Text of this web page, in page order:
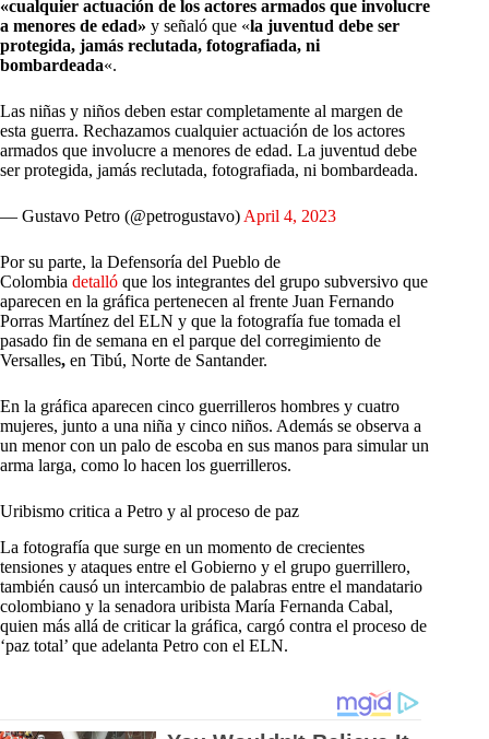
«cualquier actuación de los actores armados que involucre
a menores de edad» y señaló que «la juventud debe ser
protegida, jamás reclutada, fotografiada, ni
bombardeada«.
Las niñas y niños deben estar completamente al margen de
esta guerra. Rechazamos cualquier actuación de los actores
armados que involucre a menores de edad. La juventud debe
ser protegida, jamás reclutada, fotografiada, ni bombardeada.
— Gustavo Petro (@petrogustavo) April 4, 2023
Por su parte, la Defensoría del Pueblo de
Colombia detalló que los integrantes del grupo subversivo que
aparecen en la gráfica pertenecen al frente Juan Fernando
Porras Martínez del ELN y que la fotografía fue tomada el
pasado fin de semana en el parque del corregimiento de
Versalles, en Tibú, Norte de Santander.
En la gráfica aparecen cinco guerrilleros hombres y cuatro
mujeres, junto a una niña y cinco niños. Además se observa a
un menor con un palo de escoba en sus manos para simular un
arma larga, como lo hacen los guerrilleros.
Uribismo critica a Petro y al proceso de paz
La fotografía que surge en un momento de crecientes
tensiones y ataques entre el Gobierno y el grupo guerrillero,
también causó un intercambio de palabras entre el mandatario
colombiano y la senadora uribista María Fernanda Cabal,
quien más allá de criticar la gráfica, cargó contra el proceso de
‘paz total’ que adelanta Petro con el ELN.